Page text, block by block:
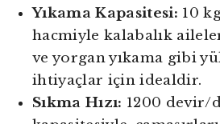
Yıkama Kapasitesi: 10
hacmiyle kalabalık
ve yorgan yıkama gibi
ihtiyaçlar için idealdir.
Sıkma Hızı: 1200 devir/